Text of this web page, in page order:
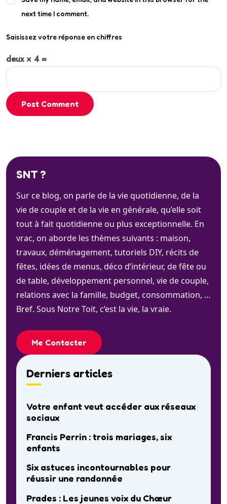
next time I comment.
Saisissez votre réponse en chiffres
deux × 4 =
Post Comment
SNT ?
Sur ce blog, on parle de la vie quotidienne, de la
vie de couple et de la vie en générale, qu’elle soit
tout à fait quotidienne ou plus exceptionnelle. En
vrac, on aborde les thèmes suivants : maison,
travaux, déménagement, tutoriels DIY, récits de
fêtes, idées de menus, déco d’intérieur, de fête ou
de table, développement personnel, vie de couple,
relations avec la famille, budget, consommation, …
Bref. Sous Notre Toit, c’est la vie, la vraie.
Me Contacter
Derniers articles
Votre enfant veut accéder aux réseaux
sociaux
Francis Perrin : trois mariages, six
enfants
Six astuces incontournables pour
réussir une randonnée
Prades : Les jeunes voix du Chœur